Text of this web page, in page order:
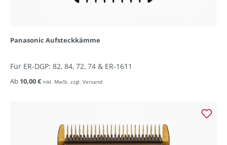
Panasonic Aufsteckkämme
Für ER-DGP: 82, 84, 72, 74 & ER-1611
Ab 10,00 € inkl. MwSt. zzgl. Versand